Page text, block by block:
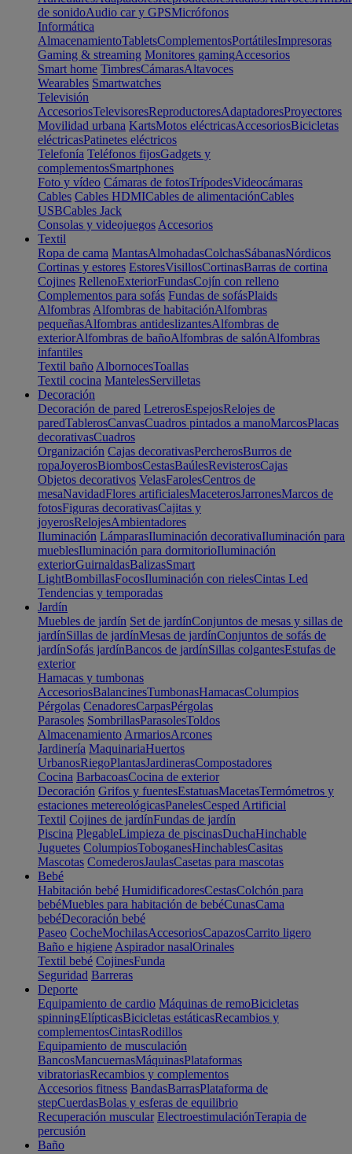
de sonidoAudio car y GPSMicrófonos
Informática
AlmacenamientoTabletsComplementosPortátilesImpresoras
Gaming & streaming Monitores gamingAccesorios
Smart home TimbresCámarasAltavoces
Wearables Smartwatches
Televisión
AccesoriosTelevisoresReproductoresAdaptadoresProyectores
Movilidad urbana KartsMotos eléctricasAccesoriosBicicletas
eléctricasPatinetes eléctricos
Telefonía Teléfonos fijosGadgets y
complementosSmartphones
Foto y vídeo Cámaras de fotosTrípodesVideocámaras
Cables Cables HDMICables de alimentaciónCables
USBCables Jack
Consolas y videojuegos Accesorios
Textil
Ropa de cama MantasAlmohadasColchasSábanasNórdicos
Cortinas y estores EstoresVisillosCortinasBarras de cortina
Cojines RellenoExteriorFundasCojín con relleno
Complementos para sofás Fundas de sofásPlaids
Alfombras Alfombras de habitaciónAlfombras
pequeñasAlfombras antideslizantesAlfombras de
exteriorAlfombras de bañoAlfombras de salónAlfombras
infantiles
Textil baño AlbornocesToallas
Textil cocina MantelesServilletas
Decoración
Decoración de pared LetrerosEspejosRelojes de
paredTablerosCanvasCuadros pintados a manoMarcosPlacas
decorativasCuadros
Organización Cajas decorativasPercherosBurros de
ropaJoyerosBiombosCestasBaúlesRevisterosCajas
Objetos decorativos VelasFarolesCentros de
mesaNavidadFlores artificialesMaceterosJarronesMarcos de
fotosFiguras decorativasCajitas y
joyerosRelojesAmbientadores
Iluminación LámparasIluminación decorativaIluminación para
mueblesIluminación para dormitorioIluminación
exteriorGuirnaldasBalizasSmart
LightBombillasFocosIluminación con rielesCintas Led
Tendencias y temporadas
Jardín
Muebles de jardín Set de jardínConjuntos de mesas y sillas de
jardínSillas de jardínMesas de jardínConjuntos de sofás de
jardínSofás jardínBancos de jardínSillas colgantesEstufas de
exterior
Hamacas y tumbonas
AccesoriosBalancinesTumbonasHamacasColumpios
Pérgolas CenadoresCarpasPérgolas
Parasoles SombrillasParasolesToldos
Almacenamiento ArmariosArcones
Jardinería MaquinariaHuertos
UrbanosRiegoPlantasJardinerasCompostadores
Cocina BarbacoasCocina de exterior
Decoración Grifos y fuentesEstatuasMacetasTermómetros y
estaciones metereológicasPanelesCesped Artificial
Textil Cojines de jardínFundas de jardín
Piscina PlegableLimpieza de piscinasDuchaHinchable
Juguetes ColumpiosToboganesHinchablesCasitas
Mascotas ComederosJaulasCasetas para mascotas
Bebé
Habitación bebé HumidificadoresCestasColchón para
bebéMuebles para habitación de bebéCunasCama
bebéDecoración bebé
Paseo CocheMochilasAccesoriosCapazosCarrito ligero
Baño e higiene Aspirador nasalOrinales
Textil bebé CojinesFunda
Seguridad Barreras
Deporte
Equipamiento de cardio Máquinas de remoBicicletas
spinningElípticasBicicletas estáticasRecambios y
complementosCintasRodillos
Equipamiento de musculación
BancosMancuernasMáquinasPlataformas
vibratoriasRecambios y complementos
Accesorios fitness BandasBarrasPlataforma de
stepCuerdasBolas y esferas de equilibrio
Recuperación muscular ElectroestimulaciónTerapia de
percusión
Baño